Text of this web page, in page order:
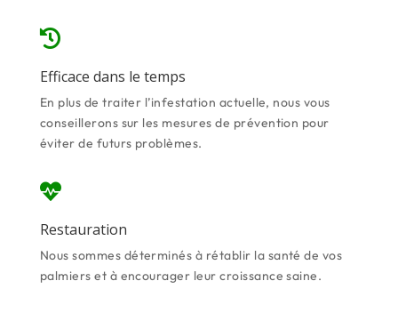

Efficace dans le temps
En plus de traiter l’infestation actuelle, nous vous
conseillerons sur les mesures de prévention pour
éviter de futurs problèmes.

Restauration
Nous sommes déterminés à rétablir la santé de vos
palmiers et à encourager leur croissance saine.